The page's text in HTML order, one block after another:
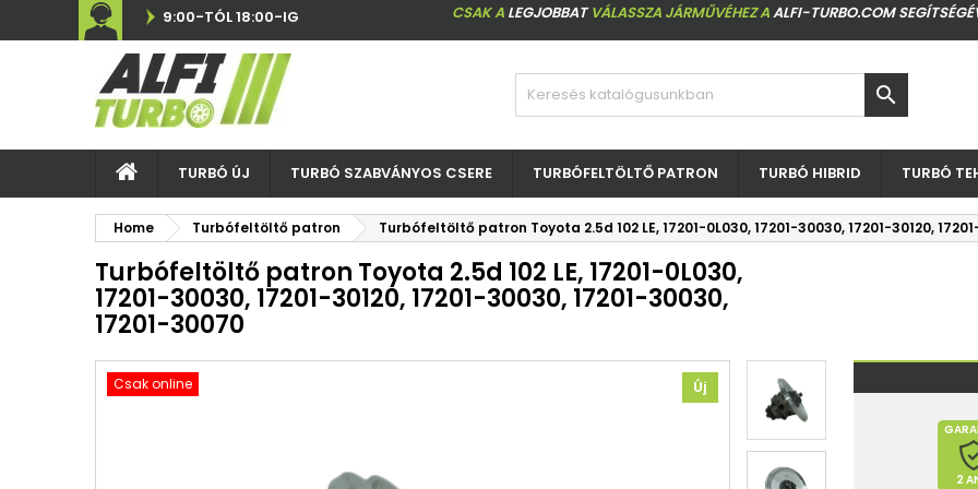
9:00-TÓL 18:00-IG CSAK A LEGJOBBATVÁLASSZA JÁRMŰVÉHEZ AALFI-TURBO.COM

TURBÓ ÚJ TURBÓ SZABVÁNYOS CSERE TURBÓFELTÖLTŐ PATRON TURBÓ HIBRID TURBÓ
Home Turbófeltöltő patron Turbófeltöltő patron Toyota 2.5d 102 LE, 17201-0L030, 17201-30030, 17201-30120,
Turbófeltöltő patron Toyota 2.5d 102 LE, 17201-0L030,
17201-30030, 17201-30120, 17201-30030, 17201-30030,
17201-30070
Csak online Új
2